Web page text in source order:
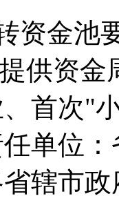
资金池
供资金
首次"
单位
辖市